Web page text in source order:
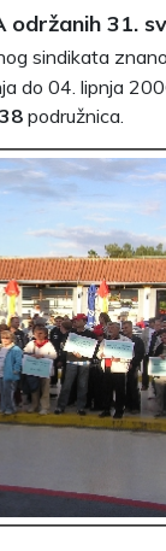
održanih 31.
sindikata
do 04. lipnja
38 podružnica.